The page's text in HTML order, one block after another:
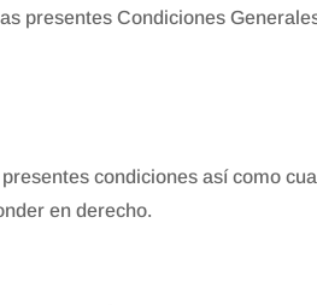
presentes Condiciones
condiciones así como
en derecho.